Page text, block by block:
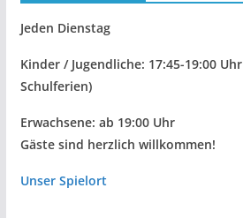
Jeden Dienstag
Kinder / Jugendliche: 17:45-19:00 Uhr
Schulferien)
Erwachsene: ab 19:00 Uhr
Gäste sind herzlich willkommen!
Unser Spielort